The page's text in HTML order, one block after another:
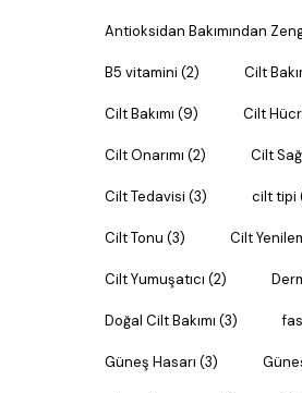
Antioksidan Bakımından
B5 vitamini (2) Cilt
Cilt Bakımı (9) Cilt
Cilt Onarımı (2) Cilt
Cilt Tedavisi (3) cilt tipi
Cilt Tonu (3) Cilt
Cilt Yumuşatıcı (2)
Doğal Cilt Bakımı (3)
Güneş Hasarı (3)